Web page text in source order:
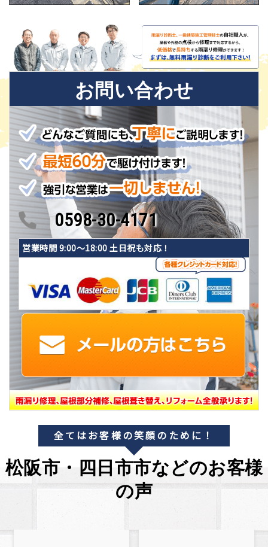
お問い合わせ
0598-30-4171
営業時間 9:00〜18:00 土日祝も対応！
全てはお客様の笑顔のために！
松阪市・四日市市などのお客様
の声